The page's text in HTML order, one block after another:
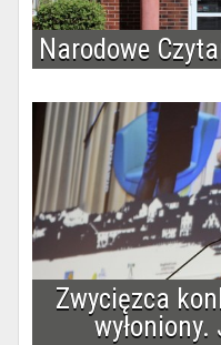
Narodowe
Zwycięzca
wyłoniony.